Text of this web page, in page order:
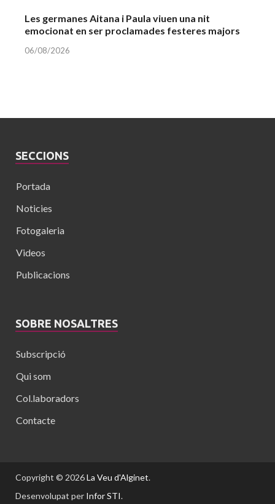
Les germanes Aitana i Paula viuen una nit
emocionat en ser proclamades festeres majors
06/08/2026
SECCIONS
Portada
Noticies
Fotogaleria
Videos
Publicacions
SOBRE NOSALTRES
Subscripció
Qui som
Col.laboradors
Contacte
Copyright © 2026La Veu d'Alginet.
Desenvolupat per Infor STI.